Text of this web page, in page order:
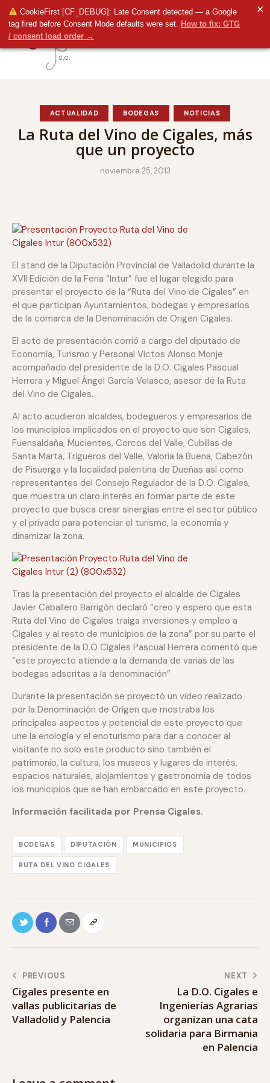
CookieFirst [CF_DEBUG]: Late Consent detected — a Google
tag fired before Consent Mode defaults were set. How to fix: GTG
/ consent load order →
✕
ACTUALIDAD BODEGAS NOTICIAS
La Ruta del Vino de Cigales, más
que un proyecto
noviembre 25, 2013
El stand de la Diputación Provincial de Valladolid durante la
XVII Edición de la Feria “Intur” fue el lugar elegido para
presentar el proyecto de la “Ruta del Vino de Cigales” en
el que participan Ayuntamientos, bodegas y empresarios
de la comarca de la Denominación de Origen Cigales.
El acto de presentación corrió a cargo del diputado de
Economía, Turismo y Personal Victos Alonso Monje
acompañado del presidente de la D.O. Cigales Pascual
Herrera y Miguel Ángel García Velasco, asesor de la Ruta
del Vino de Cigales.
Al acto acudieron alcaldes, bodegueros y empresarios de
los municipios implicados en el proyecto que son Cigales,
Fuensaldaña, Mucientes, Corcos del Valle, Cubillas de
Santa Marta, Trigueros del Valle, Valoria la Buena, Cabezón
de Pisuerga y la localidad palentina de Dueñas así como
representantes del Consejo Regulador de la D.O. Cigales,
que muestra un claro interés en formar parte de este
proyecto que busca crear sinergias entre el sector público
y el privado para potenciar el turismo, la economía y
dinamizar la zona.
Tras la presentación del proyecto el alcalde de Cigales
Javier Caballero Barrigón declaró “creo y espero que esta
Ruta del Vino de Cigales traiga inversiones y empleo a
Cigales y al resto de municipios de la zona” por su parte el
presidente de la D.O Cigales Pascual Herrera comentó que
“este proyecto atiende a la demanda de varias de las
bodegas adscritas a la denominación”
Durante la presentación se proyectó un video realizado
por la Denominación de Origen que mostraba los
principales aspectos y potencial de este proyecto que
une la enología y el enoturismo para dar a conocer al
visitante no solo este producto sino también el
patrimonio, la cultura, los museos y lugares de interés,
espacios naturales, alojamientos y gastronomía de todos
los municipios que se han embarcado en este proyecto.
Información facilitada por Prensa Cigales.
BODEGAS DIPUTACIÓN MUNICIPIOS
RUTA DEL VINO CIGALES
PREVIOUS
Cigales presente en
vallas publicitarias de
Valladolid y Palencia
NEXT
La D.O. Cigales e
Ingenierías Agrarias
organizan una cata
solidaria para Birmania
en Palencia